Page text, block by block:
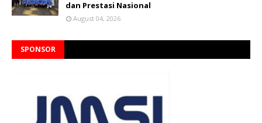
dan Prestasi Nasional
August 04, 2026
SPONSOR